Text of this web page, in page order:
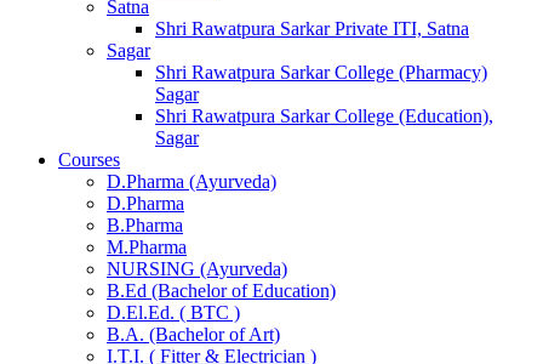
Satna
Shri Rawatpura Sarkar Private ITI, Satna
Sagar
Shri Rawatpura Sarkar College (Pharmacy)
Sagar
Shri Rawatpura Sarkar College (Education),
Sagar
Courses
D.Pharma (Ayurveda)
D.Pharma
B.Pharma
M.Pharma
NURSING (Ayurveda)
B.Ed (Bachelor of Education)
D.El.Ed. ( BTC )
B.A. (Bachelor of Art)
I.T.I. ( Fitter & Electrician )